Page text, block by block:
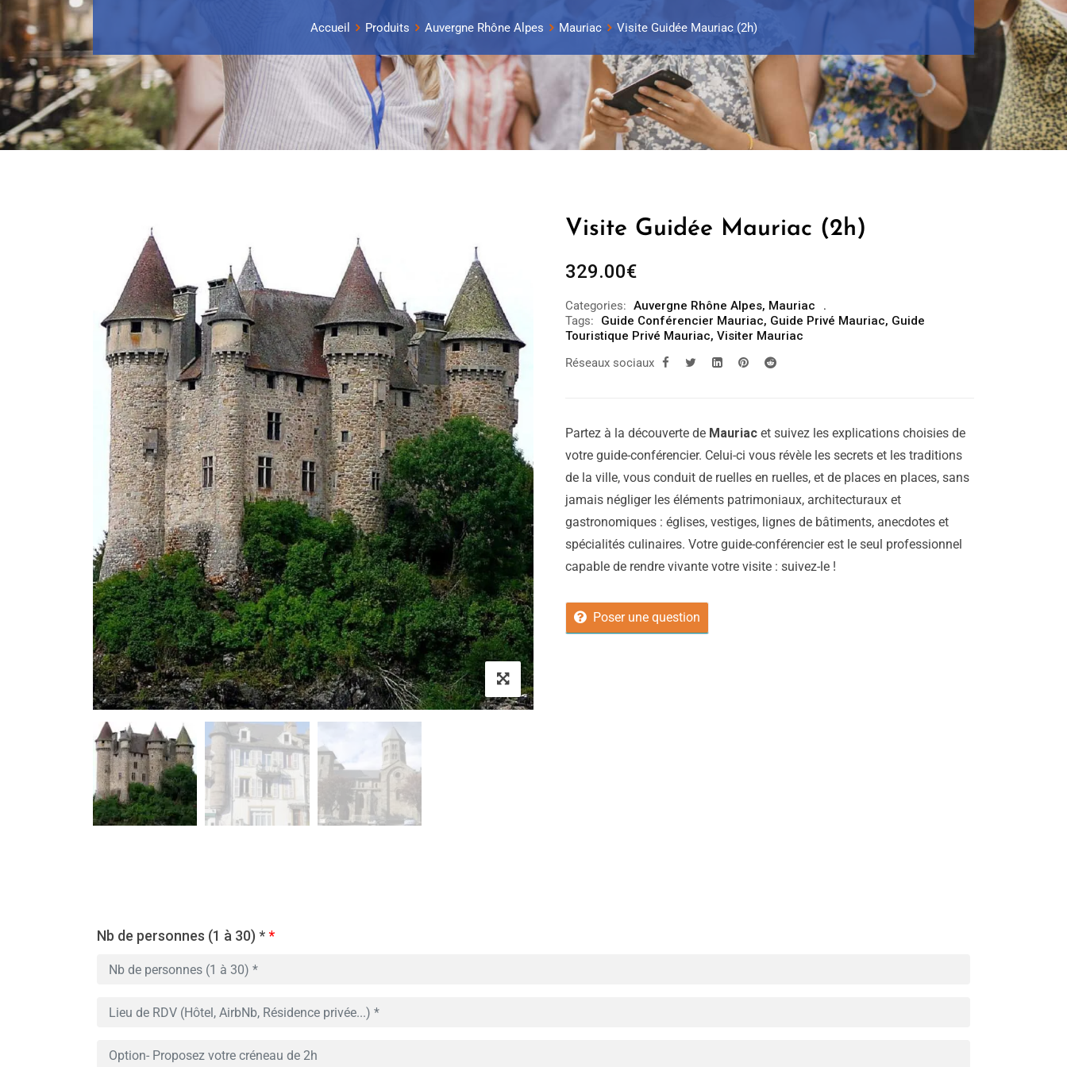
Accueil Produits Auvergne Rhône Alpes Mauriac Visite Guidée Mauriac (2h)
Visite Guidée Mauriac (2h)
329.00€
Categories: Auvergne Rhône Alpes, Mauriac
Tags:
Guide Conférencier Mauriac, Guide Privé Mauriac, Guide
Touristique Privé Mauriac, Visiter Mauriac
Réseaux sociaux
Partez à la découverte de Mauriac et suivez les explications choisies de
votre guide-conférencier. Celui-ci vous révèle les secrets et les traditions
de la ville, vous conduit de ruelles en ruelles, et de places en places, sans
jamais négliger les éléments patrimoniaux, architecturaux et
gastronomiques : églises, vestiges, lignes de bâtiments, anecdotes et
spécialités culinaires. Votre guide-conférencier est le seul professionnel
capable de rendre vivante votre visite : suivez-le !
Poser une question
Nb de personnes (1 à 30) **